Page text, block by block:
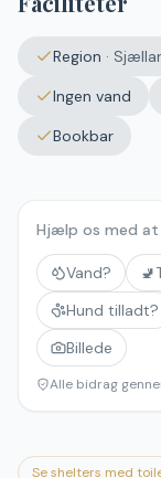
Region ·
Ingen vand
Bookbar
Hjælp os med
Vand? 🚽
Hund tilladt?
Billede
Alle bidrag
Se shelters med